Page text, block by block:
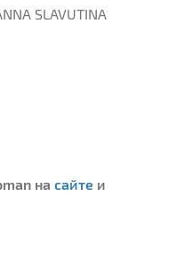
SLAVUTINA
на сайте и